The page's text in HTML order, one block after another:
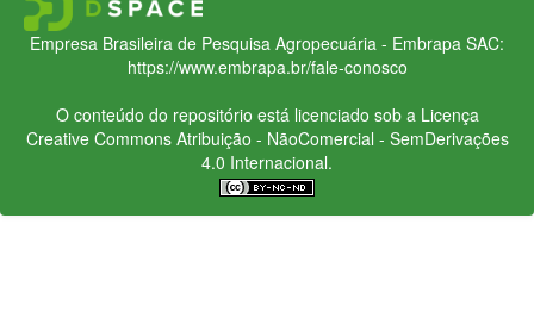
Empresa Brasileira de Pesquisa Agropecuária - Embrapa SAC:
https://www.embrapa.br/fale-conosco
O conteúdo do repositório está licenciado sob a Licença
Creative CommonsAtribuição - NãoComercial - SemDerivações
4.0 Internacional.